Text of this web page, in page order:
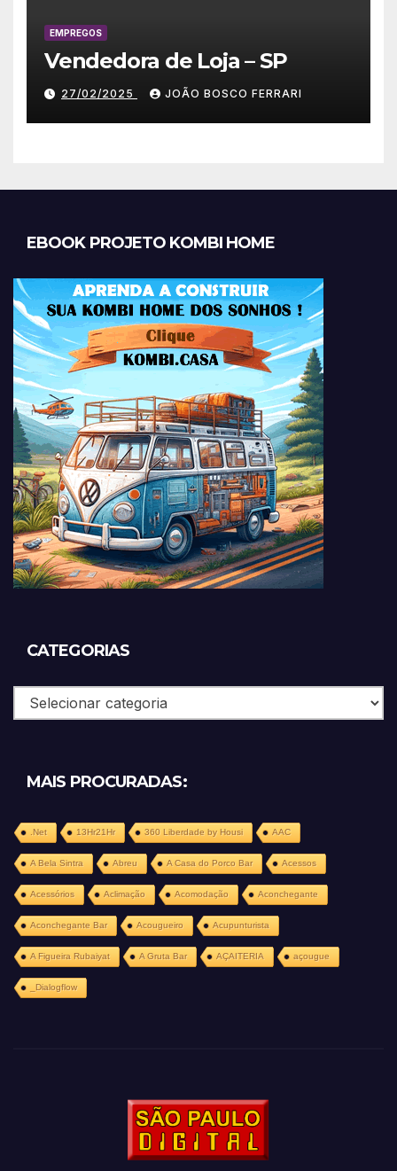
EMPREGOS
Vendedora de Loja – SP
27/02/2025 JOÃO BOSCO FERRARI
EBOOK PROJETO KOMBI HOME
CATEGORIAS
Categorias
MAIS PROCURADAS:
.Net 13Hr21Hr 360 Liberdade by Housi AAC
A Bela Sintra Abreu A Casa do Porco Bar Acessos
Acessórios Aclimação Acomodação Aconchegante
Aconchegante Bar Acougueiro Acupunturista
A Figueira Rubaiyat A Gruta Bar AÇAITERIA açougue
_Dialogflow